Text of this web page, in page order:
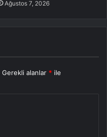
Ağustos 7, 2026
Gerekli alanlar * ile